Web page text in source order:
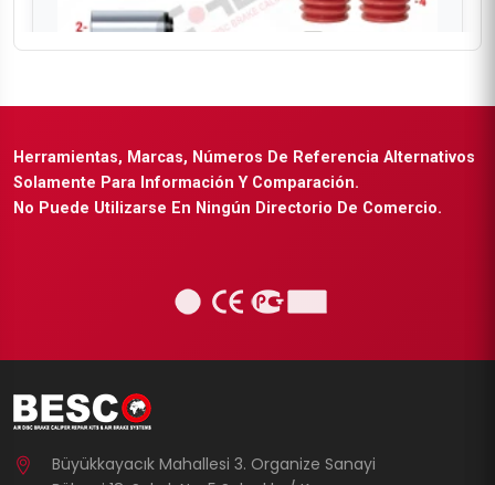
SBS 2220 (MODUL T-HALDEX) GEN 1 TYPE
Pinza Guides & Seals Juego de reparación
Herramientas, Marcas, Números De Referencia Alternativos
Solamente Para Información Y Comparación.
No Puede Utilizarse En Ningún Directorio De Comercio.
Büyükkayacık Mahallesi 3. Organize Sanayi